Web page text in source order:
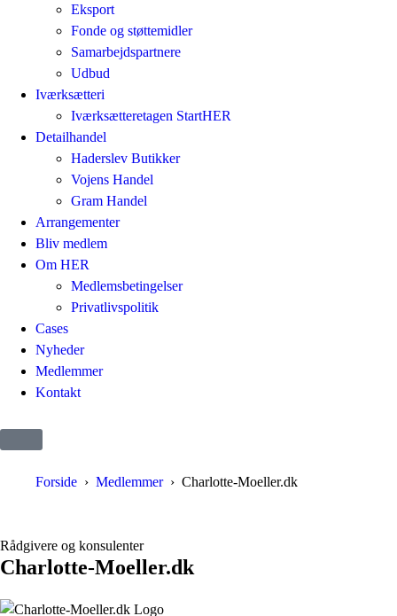
Eksport
Fonde og støttemidler
Samarbejdspartnere
Udbud
Iværksætteri
Iværksætteretagen StartHER
Detailhandel
Haderslev Butikker
Vojens Handel
Gram Handel
Arrangementer
Bliv medlem
Om HER
Medlemsbetingelser
Privatlivspolitik
Cases
Nyheder
Medlemmer
Kontakt
Forside Medlemmer Charlotte-Moeller.dk
Rådgivere og konsulenter
Charlotte-Moeller.dk